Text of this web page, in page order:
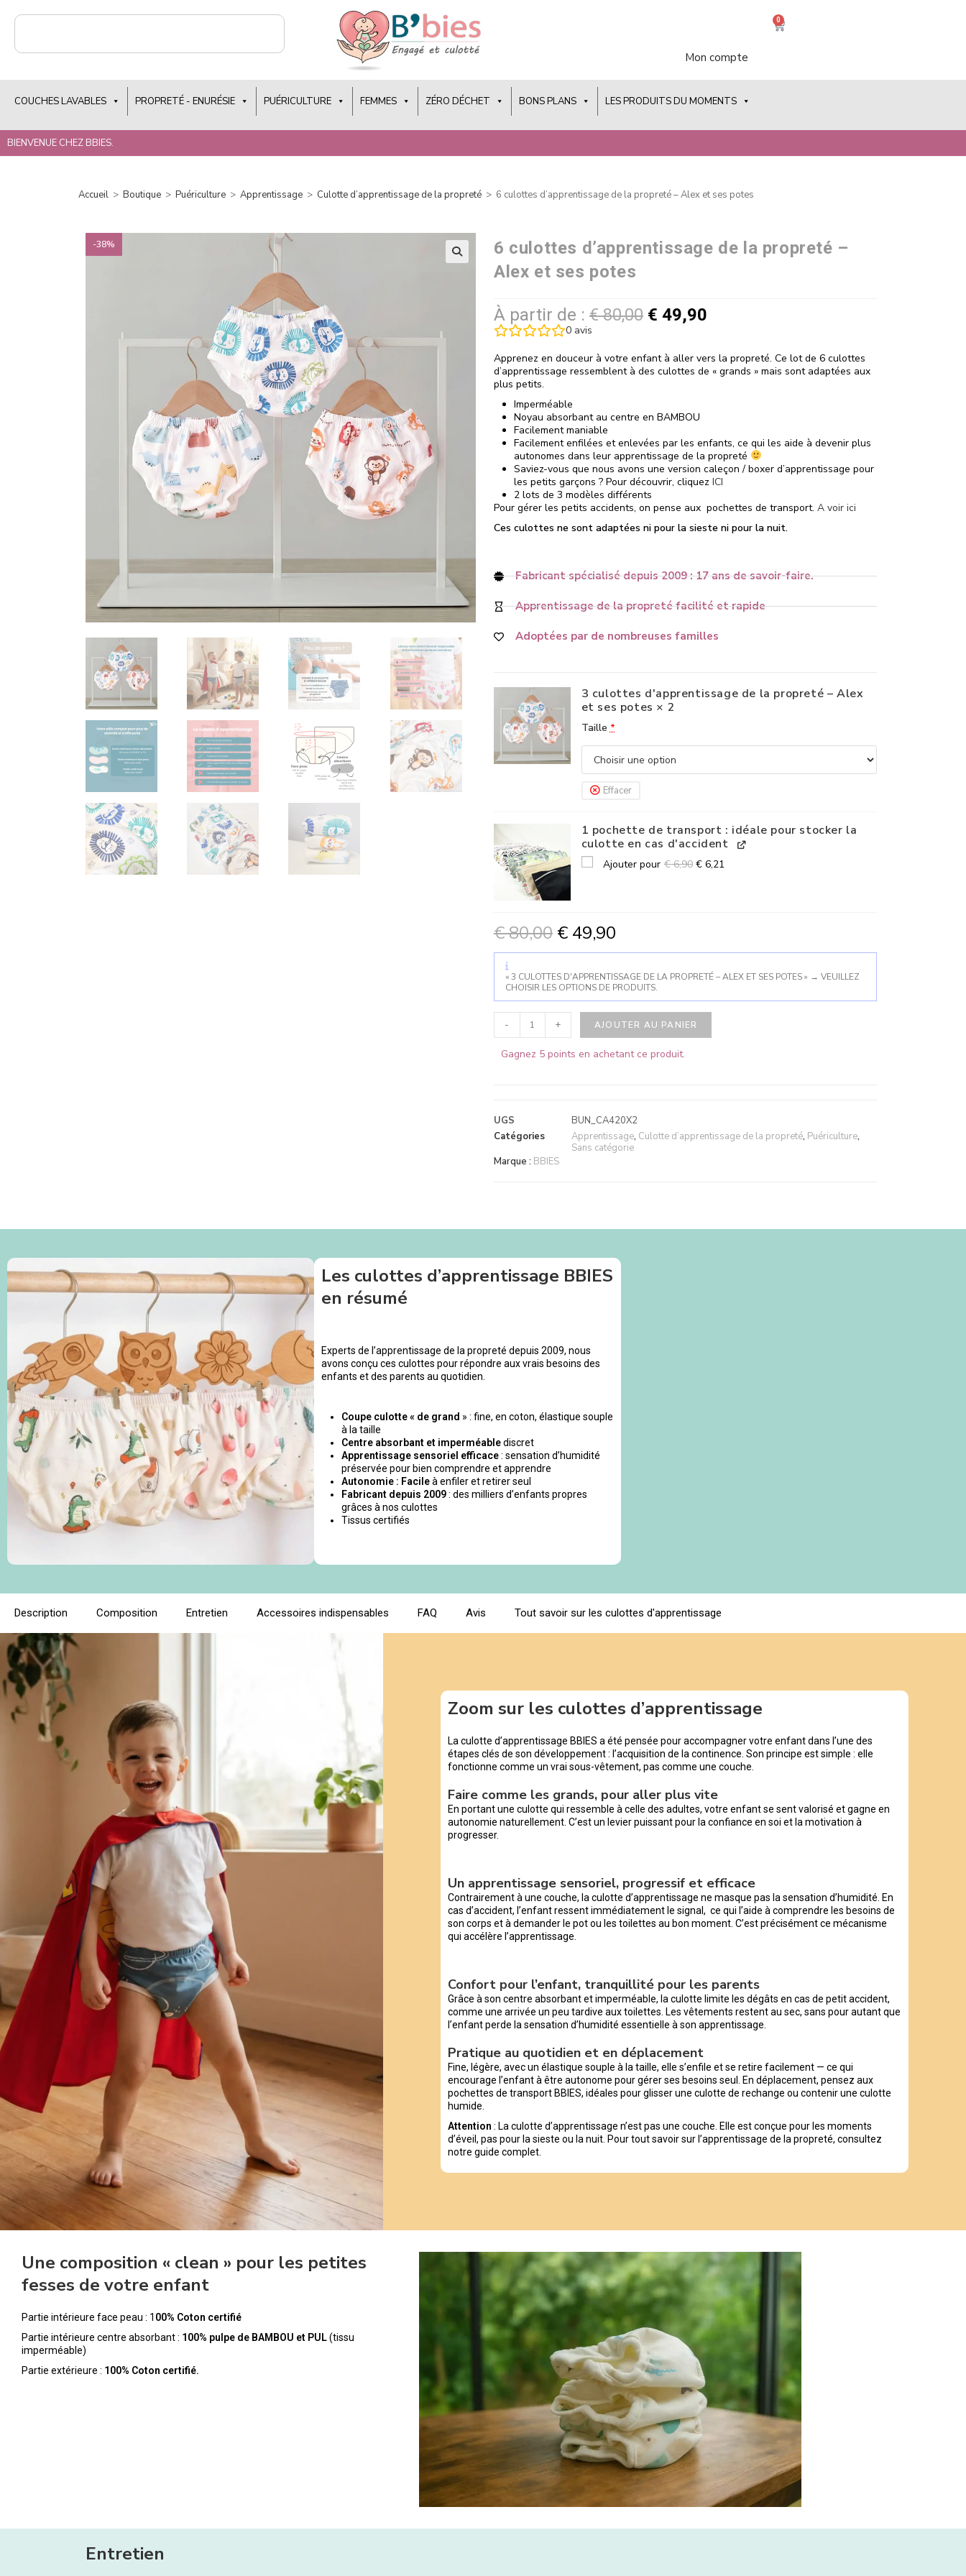
Mon compte
0
COUCHES LAVABLES PROPRETÉ - ENURÉSIE PUÉRICULTURE FEMMES ZÉRO DÉCHET BONS PLANS LES PRODUITS DU MOMENTS
BIENVENUE CHEZ BBIES.
Accueil > Boutique > Puériculture > Apprentissage > Culotte d’apprentissage de la propreté > 6 culottes d’apprentissage de la propreté – Alex et ses potes
-38%
6 culottes d’apprentissage de la propreté –
Alex et ses potes
À partir de : €80,00 € 49,90
0avis
Apprenez en douceur à votre enfant à aller vers la propreté. Ce lot de 6 culottes
d’apprentissage ressemblent à des culottes de « grands » mais sont adaptées aux
plus petits.
Imperméable
Noyau absorbant au centre en BAMBOU
Facilement maniable
Facilement enfilées et enlevées par les enfants, ce qui les aide à devenir plus
autonomes dans leur apprentissage de la propreté
Saviez-vous que nous avons une version caleçon / boxer d’apprentissage pour
les petits garçons ? Pour découvrir, cliquezICI
2 lots de 3 modèles différents
Pour gérer les petits accidents, on pense aux pochettes de transport. A voir ici
Ces culottes ne sont adaptées ni pour la sieste ni pour la nuit.
Fabricant spécialisé depuis 2009 : 17 ans de savoir-faire.
Apprentissage de la propreté facilité et rapide
Adoptées par de nombreuses familles
3 culottes d'apprentissage de la propreté – Alex
et ses potes × 2
Taille*
Effacer
1 pochette de transport : idéale pour stocker la
culotte en cas d'accident
Ajouter pour €6,90 €6,21
€80,00 €49,90
« 3 CULOTTES D'APPRENTISSAGE DE LA PROPRETÉ – ALEX ET SES POTES » → VEUILLEZ
CHOISIR LES OPTIONS DE PRODUITS.
- + AJOUTER AU PANIER
Gagnez 5 points en achetant ce produit.
UGS
BUN_CA420X2
Catégories
Apprentissage, Culotte d’apprentissage de la propreté, Puériculture,
Sans catégorie
Marque : BBIES
Les culottes d’apprentissage BBIES
en résumé
Experts de l’apprentissage de la propreté depuis 2009, nous
avons conçu ces culottes pour répondre aux vrais besoins des
enfants et des parents au quotidien.
Coupe culotte « de grand » : fine, en coton, élastique souple
à la taille
Centre absorbant et imperméablediscret
Apprentissage sensoriel efficace: sensation d’humidité
préservée pour bien comprendre et apprendre
Autonomie : Facileà enfiler et retirer seul
Fabricant depuis 2009: des milliers d’enfants propres
grâces à nos culottes
Tissus certifiés
Description Composition Entretien Accessoires indispensables FAQ Avis Tout savoir sur les culottes d'apprentissage
Zoom sur les culottes d’apprentissage
La culotte d’apprentissage BBIES a été pensée pour accompagner votre enfant dans l’une des
étapes clés de son développement : l’acquisition de la continence. Son principe est simple : elle
fonctionne comme un vrai sous-vêtement, pas comme une couche.
Faire comme les grands, pour aller plus vite
En portant une culotte qui ressemble à celle des adultes, votre enfant se sent valorisé et gagne en
autonomie naturellement. C’est un levier puissant pour la confiance en soi et la motivation à
progresser.
Un apprentissage sensoriel, progressif et efficace
Contrairement à une couche, la culotte d’apprentissage ne masque pas la sensation d’humidité. En
cas d’accident, l’enfant ressent immédiatement le signal, ce qui l’aide à comprendre les besoins de
son corps et à demander le pot ou les toilettes au bon moment. C’est précisément ce mécanisme
qui accélère l’apprentissage.
Confort pour l’enfant, tranquillité pour les parents
Grâce à son centre absorbant et imperméable, la culotte limite les dégâts en cas de petit accident,
comme une arrivée un peu tardive aux toilettes. Les vêtements restent au sec, sans pour autant que
l’enfant perde la sensation d’humidité essentielle à son apprentissage.
Pratique au quotidien et en déplacement
Fine, légère, avec un élastique souple à la taille, elle s’enfile et se retire facilement — ce qui
encourage l’enfant à être autonome pour gérer ses besoins seul. En déplacement, pensez aux
pochettes de transport BBIES, idéales pour glisser une culotte de rechange ou contenir une culotte
humide.
Attention : La culotte d’apprentissage n’est pas une couche. Elle est conçue pour les moments
d’éveil, pas pour la sieste ou la nuit. Pour tout savoir sur l’apprentissage de la propreté, consultez
notre guide complet.
Une composition « clean » pour les petites
fesses de votre enfant
Partie intérieure face peau : 1 00% Coton certifié
Partie intérieure centre absorbant : 100% pulpe de BAMBOU et PUL(tissu
imperméable)
Partie extérieure : 100% Coton certifié.
Entretien